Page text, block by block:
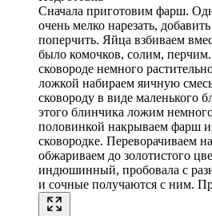
Сначала приготовим фарш.
очень мелко нарезать,
поперчить. Яйца взбиваем
было комочков, солим, перчим.
сковороде немного
ложкой набираем яичную
сковороду в виде маленького
этого блинчика ложим
половинкой накрываем фарш
сковородке. Переворачиваем
обжариваем до золотистого
индюшинный, пробовала с
и сочные получаются с ним.